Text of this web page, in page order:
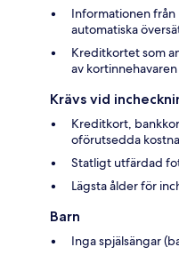
Informationen från
automatiska
Kreditkortet som
av
Krävs vid
Kreditkort,
oförutsedda
Statligt utfärdad
Lägsta ålder för
Barn
Inga spjälsängar